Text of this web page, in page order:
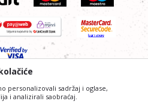
personalizovali sadržaj i oglase,
i analizirali saobraćaj.